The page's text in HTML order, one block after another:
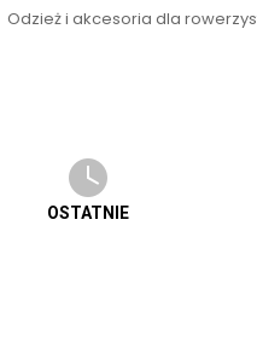
Odzież i akcesoria dla
OSTATNIE